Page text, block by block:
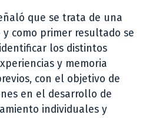
que se trata de una
como primer resultado se
los distintos
y memoria
con el objetivo de
en el desarrollo de
individuales y